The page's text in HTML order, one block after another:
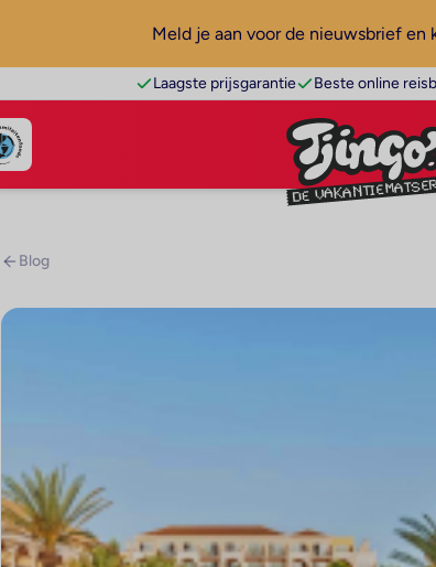
Meld je aan voor de nieuwsbrief en
Laagste prijsgarantie Beste online
Blog